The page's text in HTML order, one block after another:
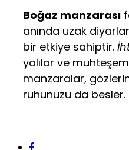
Boğaz manzarası
anında uzak
bir etkiye sahiptir.
yalılar ve
manzaralar,
ruhunuzu da besler.